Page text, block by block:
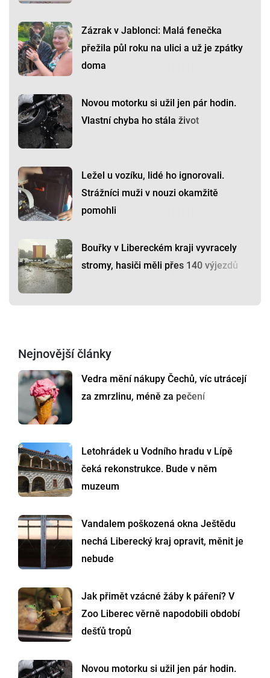
Zázrak v Jablonci: Malá fenečka
přežila půl roku na ulici a už je zpátky
doma
Novou motorku si užil jen pár hodin.
Vlastní chyba ho stála život
Ležel u vozíku, lidé ho ignorovali.
Strážníci muži v nouzi okamžitě
pomohli
Bouřky v Libereckém kraji vyvracely
stromy, hasiči měli přes 140 výjezdů
Nejnovější články
Vedra mění nákupy Čechů, víc utrácejí
za zmrzlinu, méně za pečení
Letohrádek u Vodního hradu v Lípě
čeká rekonstrukce. Bude v něm
muzeum
Vandalem poškozená okna Ještědu
nechá Liberecký kraj opravit, měnit je
nebude
Jak přimět vzácné žáby k páření? V
Zoo Liberec věrně napodobili období
dešťů tropů
Novou motorku si užil jen pár hodin.